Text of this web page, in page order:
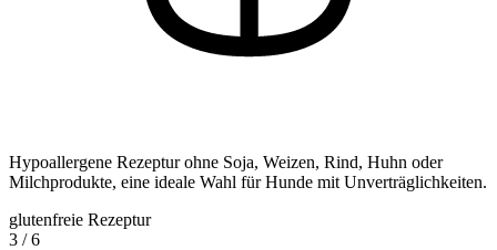
Hypoallergene Rezeptur ohne Soja, Weizen, Rind, Huhn oder
Milchprodukte, eine ideale Wahl für Hunde mit Unverträglichkeiten.
glutenfreie Rezeptur
3 /6